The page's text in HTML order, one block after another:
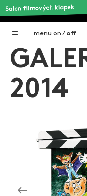
menu on / off
Home
Galerie filmových
O projektu
Aktuální výstavy
Aukce filmových
2014